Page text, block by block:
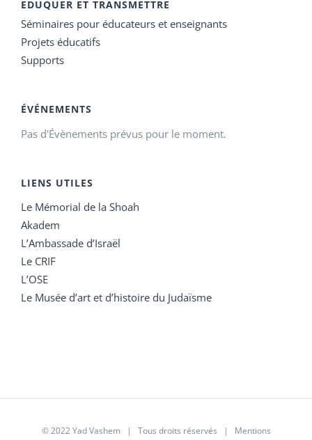
EDUQUER ET TRANSMETTRE
Séminaires pour éducateurs et enseignants
Projets éducatifs
Supports
ÉVÉNEMENTS
Pas d'Évènements prévus pour le moment.
LIENS UTILES
Le Mémorial de la Shoah
Akadem
L’Ambassade d’Israël
Le CRIF
L’OSE
Le Musée d’art et d’histoire du Judaïsme
© 2022 Yad Vashem | Tous droits réservés | Mentions